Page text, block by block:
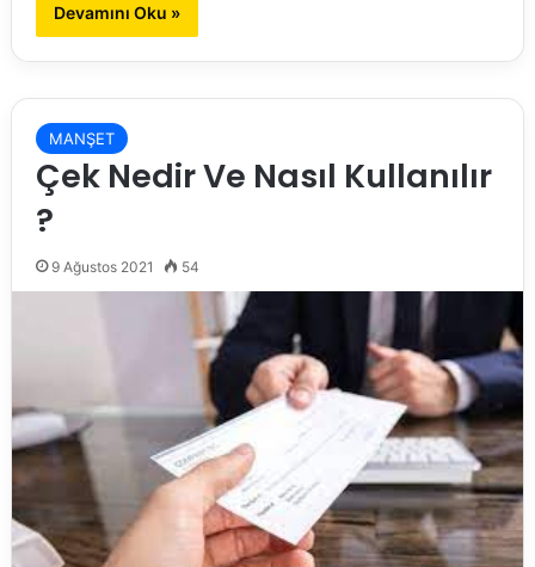
Devamını Oku »
MANŞET
Çek Nedir Ve Nasıl Kullanılır
?
9 Ağustos 2021 54